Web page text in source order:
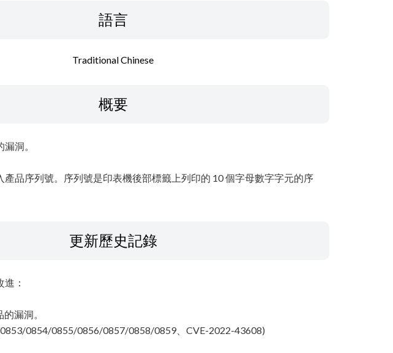
語言
Traditional Chinese
概要
洞。
產品序列號。序列號是印表機後部標籤上列印的 10 個字母數字字元的序
更新歷史記錄
：
漏洞。
0854/0855/0856/0857/0858/0859、CVE-2022-43608)